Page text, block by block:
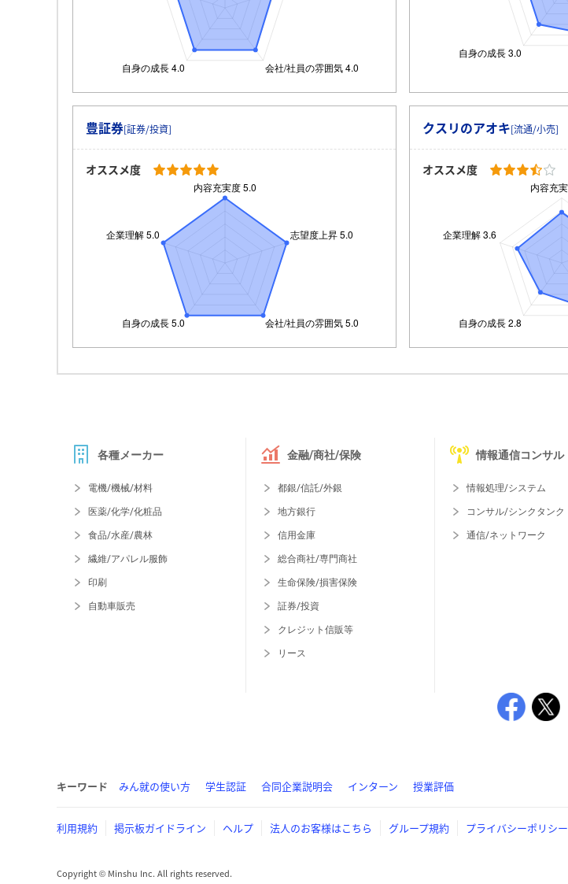
豊証券[証券/投資]
オススメ度
クスリのアオキ[流通/小売]
オススメ度
各種メーカー
電機/機械/材料
医薬/化学/化粧品
食品/水産/農林
繊維/アパレル服飾
印刷
自動車販売
金融/商社/保険
都銀/信託/外銀
地方銀行
信用金庫
総合商社/専門商社
生命保険/損害保険
証券/投資
クレジット信販等
リース
情報通信コンサル
情報処理/システム
コンサル/シンクタンク
通信/ネットワーク
キーワード みん就の使い方 学生認証 合同企業説明会 インターン 授業評価
利用規約 掲示板ガイドライン ヘルプ 法人のお客様はこちら グループ規約 プライバシーポリシー
Copyright © Minshu Inc. All rights reserved.